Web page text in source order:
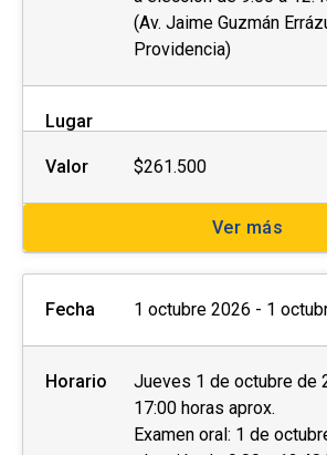
(Av. Jaime Guzmán
Providencia)
Lugar
Valor $261.500
Ver más
Fecha 1 octubre 2026 - 1
Horario
Jueves 1 de octubre de
17:00 horas aprox.
Examen oral: 1 de